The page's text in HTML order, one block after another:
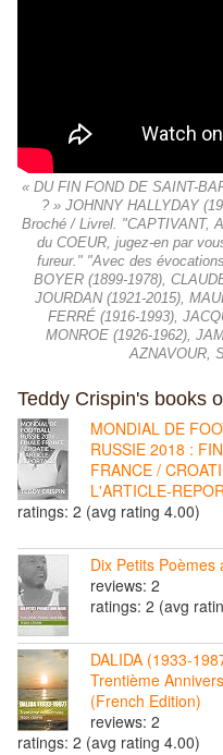
« DU FIN FOND DE SAINT-
? » JOHNNY HALLYDAY
Broché / Livrel. "CAPTIVANT,
du COEUR, jugez-en par
fureur." "Avec des
BOYER (1899-1978),
JOURDAN (1921-2015),
FERRÉ (1916-1993),
MONROE (1926-1962),
AZNAVOUR,
Teddy Crispin's books
MONDIAL DE
RUSSIE 2018 :
FRANCE /
L'ARTICLE-
ratings: 2 (avg rating 4.00)
Dix Petits Poèmes
reviews: 2
ratings: 2 (avg
DALIDA (1933-
Trentième
(French Edition)
reviews: 2
ratings: 2 (avg rating 4.00)